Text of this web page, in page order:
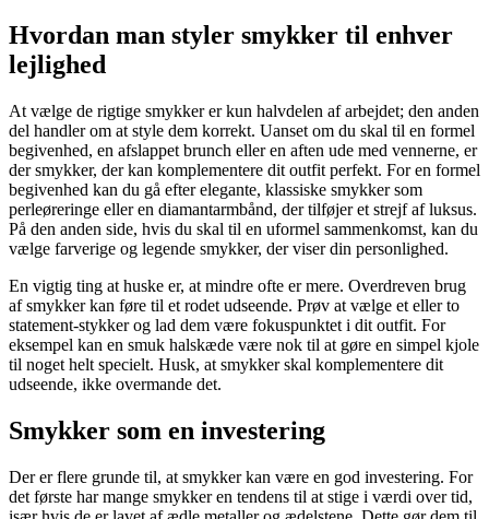
Hvordan man styler smykker til enhver
lejlighed
At vælge de rigtige smykker er kun halvdelen af arbejdet; den anden
del handler om at style dem korrekt. Uanset om du skal til en formel
begivenhed, en afslappet brunch eller en aften ude med vennerne, er
der smykker, der kan komplementere dit outfit perfekt. For en formel
begivenhed kan du gå efter elegante, klassiske smykker som
perleøreringe eller en diamantarmbånd, der tilføjer et strejf af luksus.
På den anden side, hvis du skal til en uformel sammenkomst, kan du
vælge farverige og legende smykker, der viser din personlighed.
En vigtig ting at huske er, at mindre ofte er mere. Overdreven brug
af smykker kan føre til et rodet udseende. Prøv at vælge et eller to
statement-stykker og lad dem være fokuspunktet i dit outfit. For
eksempel kan en smuk halskæde være nok til at gøre en simpel kjole
til noget helt specielt. Husk, at smykker skal komplementere dit
udseende, ikke overmande det.
Smykker som en investering
Der er flere grunde til, at smykker kan være en god investering. For
det første har mange smykker en tendens til at stige i værdi over tid,